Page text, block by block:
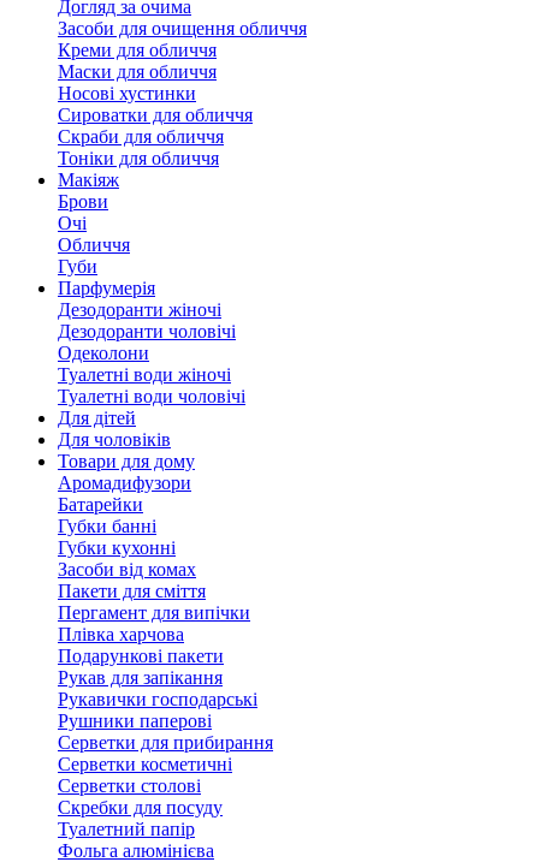
Догляд за очима
Засоби для очищення обличчя
Креми для обличчя
Маски для обличчя
Носові хустинки
Сироватки для обличчя
Скраби для обличчя
Тоніки для обличчя
Макіяж
Брови
Очі
Обличчя
Губи
Парфумерія
Дезодоранти жіночі
Дезодоранти чоловічі
Одеколони
Туалетні води жіночі
Туалетні води чоловічі
Для дітей
Для чоловіків
Товари для дому
Аромадифузори
Батарейки
Губки банні
Губки кухонні
Засоби від комах
Пакети для сміття
Пергамент для випічки
Плівка харчова
Подарункові пакети
Рукав для запікання
Рукавички господарські
Рушники паперові
Серветки для прибирання
Серветки косметичні
Серветки столові
Скребки для посуду
Туалетний папір
Фольга алюмінієва